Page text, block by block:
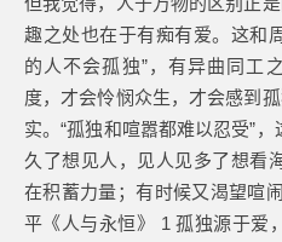
趣之处也在于有痴有爱。这和
的人不会孤独”，有异曲同工
度，才会怜悯众生，才会感到
实。“孤独和喧嚣都难以忍受”
久了想见人，见人见多了想看
在积蓄力量；有时候又渴望喧
平《人与永恒》 1 孤独源于爱